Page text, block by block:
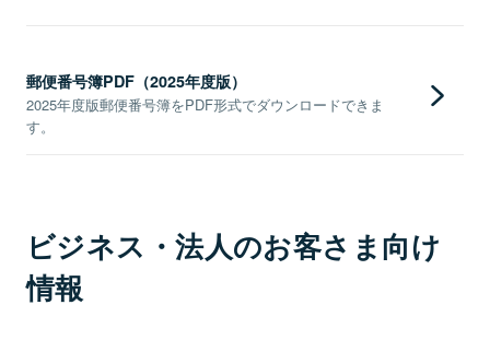
郵便番号簿PDF（2025年度版）
2025年度版郵便番号簿をPDF形式でダウンロードできま
す。
ビジネス・法人のお客さま向け
情報